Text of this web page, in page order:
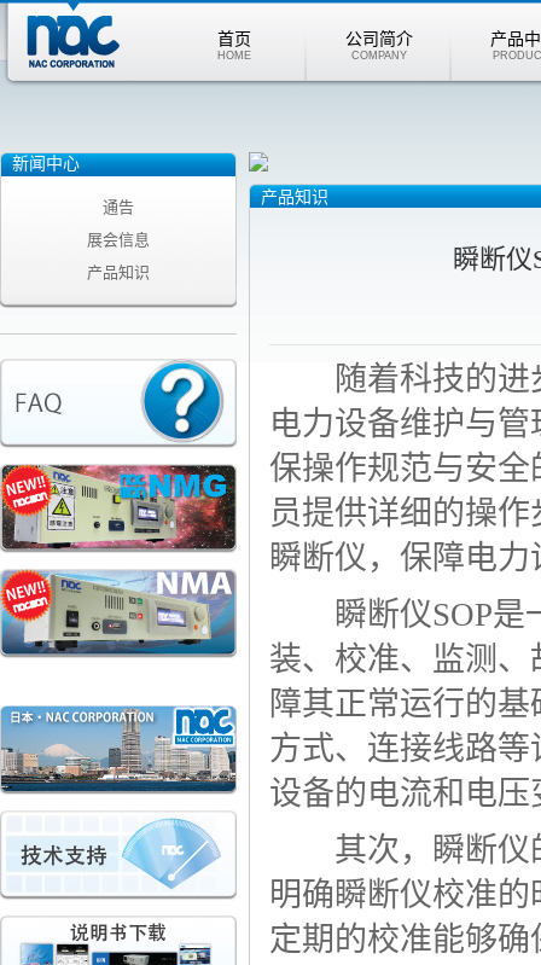
首页
HOME
公司简介
COMPANY
产品
新闻中心
通告
展会信息
产品知识
产品知识
瞬断仪
随着科技的进步
电力设备维护与
保操作规范与安全
员提供详细的操
瞬断仪，保障电
瞬断仪SOP是
装、校准、监测
障其正常运行的
方式、连接线路
设备的电流和电压
其次，瞬断仪的
明确瞬断仪校准
定期的校准能够